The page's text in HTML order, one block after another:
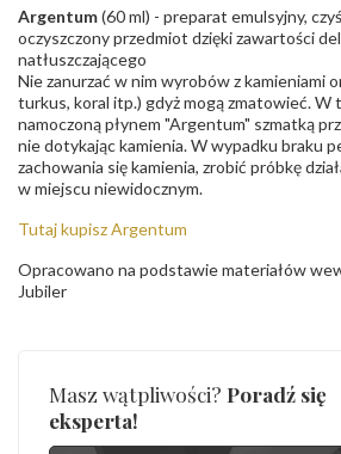
Argentum(60 ml) - preparat emulsyjny,
oczyszczony przedmiot dzięki zawartości
natłuszczającego
Nie zanurzać w nim wyrobów z kamieniami
turkus, koral itp.) gdyż mogą zmatowieć. W
namoczoną płynem "Argentum" szmatką
nie dotykając kamienia. W wypadku braku
zachowania się kamienia, zrobić próbkę
w miejscu niewidocznym.
Tutaj kupisz Argentum
Opracowano na podstawie materiałów
Jubiler
Masz wątpliwości? Poradź się
eksperta!